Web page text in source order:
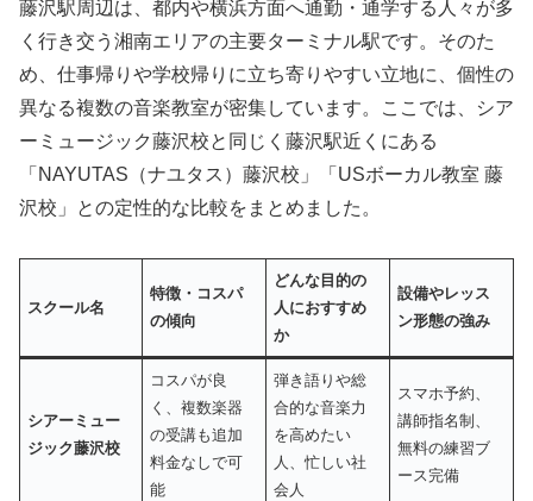
藤沢駅周辺は、都内や横浜方面へ通勤・通学する人々が多
く行き交う湘南エリアの主要ターミナル駅です。そのた
め、仕事帰りや学校帰りに立ち寄りやすい立地に、個性の
異なる複数の音楽教室が密集しています。ここでは、シア
ーミュージック藤沢校と同じく藤沢駅近くにある
「NAYUTAS（ナユタス）藤沢校」「USボーカル教室 藤
沢校」との定性的な比較をまとめました。
スクール名
特徴・コスパ
の傾向
どんな目的の
人におすすめ
か
設備やレッス
ン形態の強み
シアーミュー
ジック藤沢校
コスパが良
く、複数楽器
の受講も追加
料金なしで可
能
弾き語りや総
合的な音楽力
を高めたい
人、忙しい社
会人
スマホ予約、
講師指名制、
無料の練習ブ
ース完備